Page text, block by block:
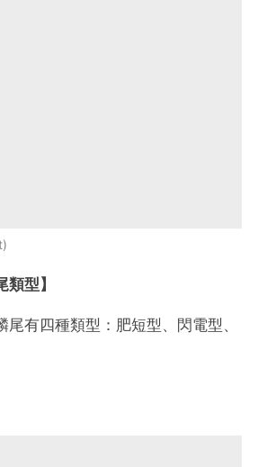
類型】
有四種類型：肥短型、閃電型、